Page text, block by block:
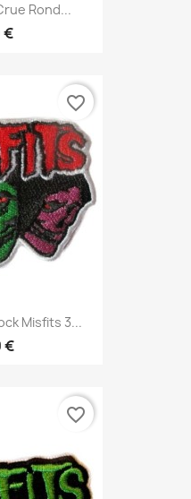
Rond...
€
Misfits 3...
€
favorite_border
favorite_border